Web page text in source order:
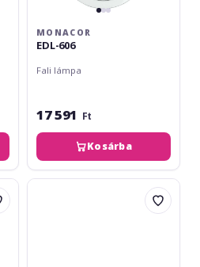
MONACOR
EDL-606
Fali lámpa
17 591 Ft
Kosárba
CKS